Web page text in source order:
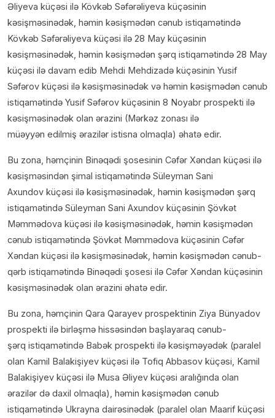
Əliyeva küçəsi ilə Kövkəb Səfərəliyeva küçəsinin
kəsişməsinədək, həmin kəsişmədən cənub istiqamətində
Kövkəb Səfərəliyeva küçəsi ilə 28 May küçəsinin
kəsişməsinədək, həmin kəsişmədən şərq istiqamətində 28 May
küçəsi ilə davam edib Mehdi Mehdizadə küçəsinin Yusif
Səfərov küçəsi ilə kəsişməsinədək və həmin kəsişmədən cənub
istiqamətində Yusif Səfərov küçəsinin 8 Noyabr prospekti ilə
kəsişməsinədək olan ərazini (Mərkəz zonası ilə
müəyyən edilmiş ərazilər istisna olmaqla) əhatə edir.
Bu zona, həmçinin Binəqədi şosesinin Cəfər Xəndan küçəsi ilə
kəsişməsindən şimal istiqamətində Süleyman Sani
Axundov küçəsi ilə kəsişməsinədək, həmin kəsişmədən şərq
istiqamətində Süleyman Sani Axundov küçəsinin Şövkət
Məmmədova küçəsi ilə kəsişməsinədək, həmin kəsişmədən
cənub istiqamətində Şövkət Məmmədova küçəsinin Cəfər
Xəndan küçəsi ilə kəsişməsinədək, həmin kəsişmədən cənub-
qərb istiqamətində Binəqədi şosesi ilə Cəfər Xəndan küçəsinin
kəsişməsinədək olan ərazini əhatə edir.
Bu zona, həmçinin Qara Qarayev prospektinin Ziya Bünyadov
prospekti ilə birləşmə hissəsindən başlayaraq cənub-
şərq istiqamətində Babək prospekti ilə kəsişməyədək (paralel
olan Kamil Balakişiyev küçəsi ilə Tofiq Abbasov küçəsi, Kamil
Balakişiyev küçəsi ilə Musa Əliyev küçəsi aralığında olan
ərazilər də daxil olmaqla), həmin kəsişmədən cənub
istiqamətində Ukrayna dairəsinədək (paralel olan Maarif küçəsi